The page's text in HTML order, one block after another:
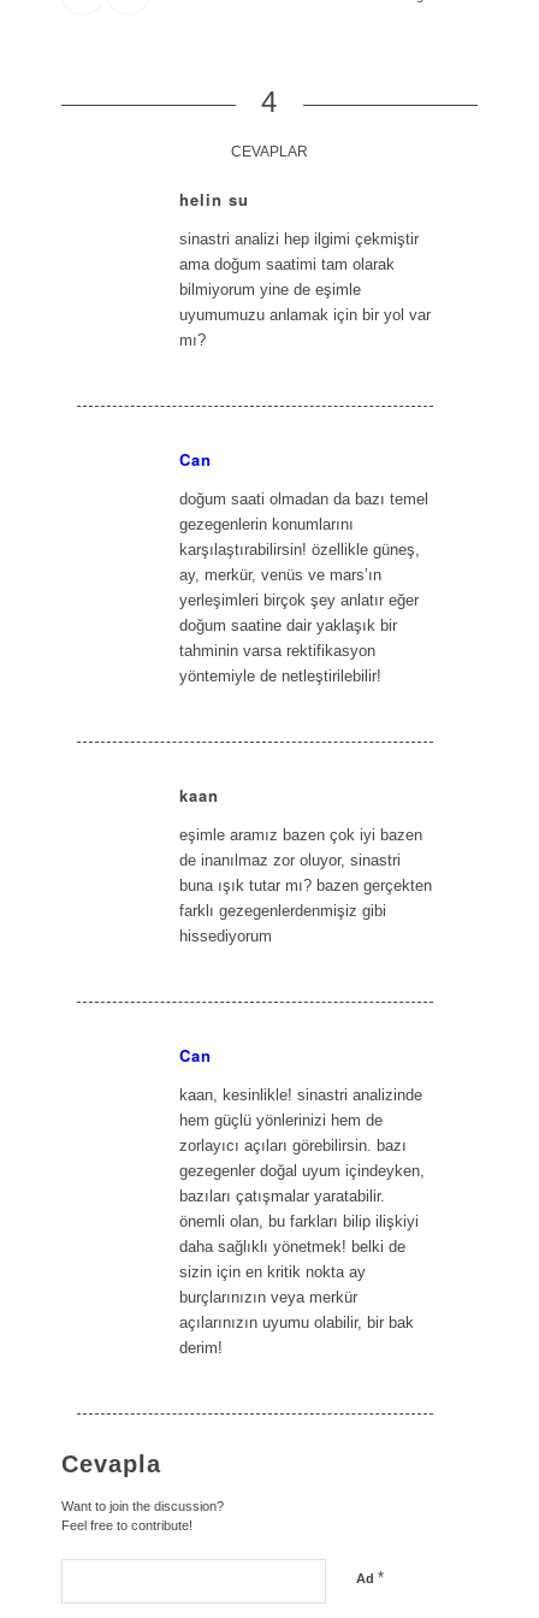
4
CEVAPLAR
helin su
sinastri analizi hep ilgimi çekmiştir
ama doğum saatimi tam olarak
bilmiyorum yine de eşimle
uyumumuzu anlamak için bir yol var
mı?
Can
doğum saati olmadan da bazı temel
gezegenlerin konumlarını
karşılaştırabilirsin! özellikle güneş,
ay, merkür, venüs ve mars’ın
yerleşimleri birçok şey anlatır eğer
doğum saatine dair yaklaşık bir
tahminin varsa rektifikasyon
yöntemiyle de netleştirilebilir!
kaan
eşimle aramız bazen çok iyi bazen
de inanılmaz zor oluyor, sinastri
buna ışık tutar mı? bazen gerçekten
farklı gezegenlerdenmişiz gibi
hissediyorum
Can
kaan, kesinlikle! sinastri analizinde
hem güçlü yönlerinizi hem de
zorlayıcı açıları görebilirsin. bazı
gezegenler doğal uyum içindeyken,
bazıları çatışmalar yaratabilir.
önemli olan, bu farkları bilip ilişkiyi
daha sağlıklı yönetmek! belki de
sizin için en kritik nokta ay
burçlarınızın veya merkür
açılarınızın uyumu olabilir, bir bak
derim!
Cevapla
Want to join the discussion?
Feel free to contribute!
Ad *